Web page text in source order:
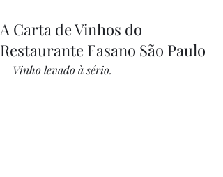
A Carta de Vinhos do
Restaurante Fasano São Paulo
Vinho levado à sério.